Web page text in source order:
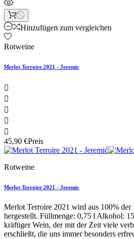
Hinzufügen zum vergleichen
Rotweine
Merlot Terroire 2021 - Jeremic





45,90 €Preis
Rotweine
Merlot Terroire 2021 - Jeremic
Merlot Terroire 2021 wird aus 100%
hergestellt. Füllmenge: 0,75 l Alkohol:
kräftiger Wein, der mit der Zeit viele
erschließt, die uns immer besonders